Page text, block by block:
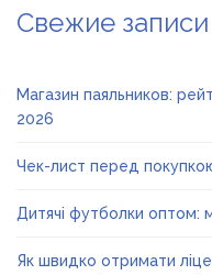
Свежие записи
Магазин паяльников:
2026
Чек-лист перед
Дитячі футболки оптом:
Як швидко отримати